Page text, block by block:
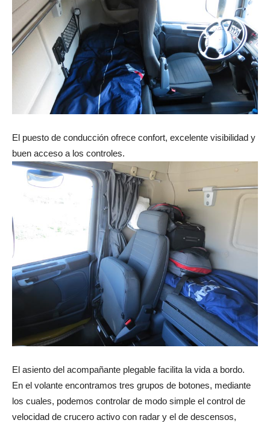
El puesto de conducción ofrece confort, excelente visibilidad y
buen acceso a los controles.
El asiento del acompañante plegable facilita la vida a bordo.
En el volante encontramos tres grupos de botones, mediante
los cuales, podemos controlar de modo simple el control de
velocidad de crucero activo con radar y el de descensos,